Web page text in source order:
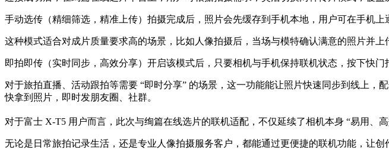
手动选传（精细筛选，精准上传）拍摄完成后，照片会先缓存到手机本地，用户可在手机
这种模式适合对成片质量要求高的场景，比如人像拍摄后，当场与模特确认满意的照片并上
即拍即传（实时同步，高效分享）开启该模式后，只要相机与手机保持联机状态，按下快
对于旅拍直播、活动跟拍等需要 “即时分享” 的场景，这一功能能让照片快速同步到线上，
快拿到照片， 即时发朋友圈、社群。
对于富士 X-T5 用户而言，此次与绚篇在线选片的联机适配，不仅延续了相机本身 “易用、
无论是日常旅拍记录生活，还是专业人像拍摄服务客户，都能通过更便捷的联机功能，让创